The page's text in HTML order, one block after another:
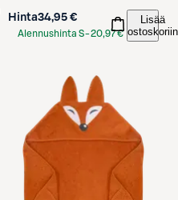
Hinta34,95 €
Alennushinta S-20,97 €
Lisää
ostoskoriin